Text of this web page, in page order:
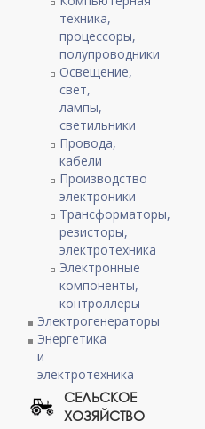
техника,
процессоры,
полупроводники
Освещение,
свет,
лампы,
светильники
Провода,
кабели
Производство
электроники
Трансформаторы,
резисторы,
электротехника
Электронные
компоненты,
контроллеры
Электрогенераторы
Энергетика
и
электротехника
СЕЛЬСКОЕ
ХОЗЯЙСТВО